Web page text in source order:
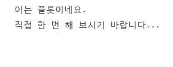
이는 플롯이네요.
직접 한 번 해 보시기 바랍니다...